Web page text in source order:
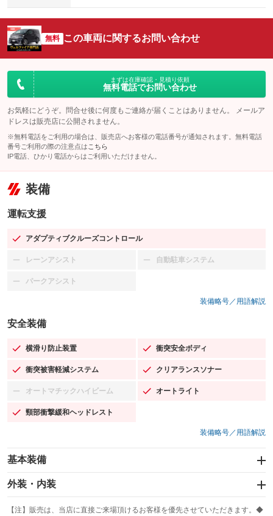
無料 この車両に関するお問い合わせ
まずは在庫確認・見積り依頼
無料電話でお問い合わせ
お気軽にどうぞ。問合せ後に何度もご連絡が届くことはありません。 メールア
ドレスは販売店に公開されません。
※無料電話をご利用の場合は、販売店へお客様の電話番号が通知されます。無料電話
番号ご利用の際の注意点は こちら
IP電話、ひかり電話からはご利用いただけません。
装備
運転支援
アダプティブクルーズコントロール
：装備あり
レーンアシスト
：装備なし 自動駐車システム
：装備なし
パークアシスト
：装備なし
装備略号／用語解説
安全装備
横滑り防止装置
：装備あり 衝突安全ボディ
：装備あり
衝突被害軽減システム
：装備あり クリアランスソナー
：装備あり
オートマチックハイビーム
：装備なし オートライト
：装備あり
頸部衝撃緩和ヘッドレスト
：装備あり
装備略号／用語解説
基本装備
エアバッグ：運転席/助手席/サイド
：装備あり
：装備あり
外装・内装
カーナビ：SDナビ
：装備あり
【注】販売は、当店に直接ご来場頂けるお客様を優先させていただきます。◆